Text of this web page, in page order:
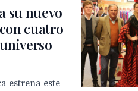
su nuevo
cuatro
estrena este